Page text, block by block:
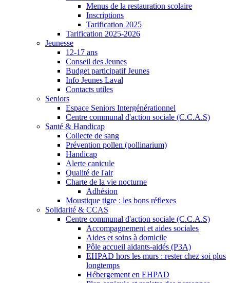
Menus de la restauration scolaire
Inscriptions
Tarification 2025
Tarification 2025-2026
Jeunesse
12-17 ans
Conseil des Jeunes
Budget participatif Jeunes
Info Jeunes Laval
Contacts utiles
Seniors
Espace Seniors Intergénérationnel
Centre communal d'action sociale (C.C.A.S)
Santé & Handicap
Collecte de sang
Prévention pollen (pollinarium)
Handicap
Alerte canicule
Qualité de l'air
Charte de la vie nocturne
Adhésion
Moustique tigre : les bons réflexes
Solidarité & CCAS
Centre communal d'action sociale (C.C.A.S)
Accompagnement et aides sociales
Aides et soins à domicile
Pôle accueil aidants-aidés (P3A)
EHPAD hors les murs : rester chez soi plus
longtemps
Hébergement en EHPAD